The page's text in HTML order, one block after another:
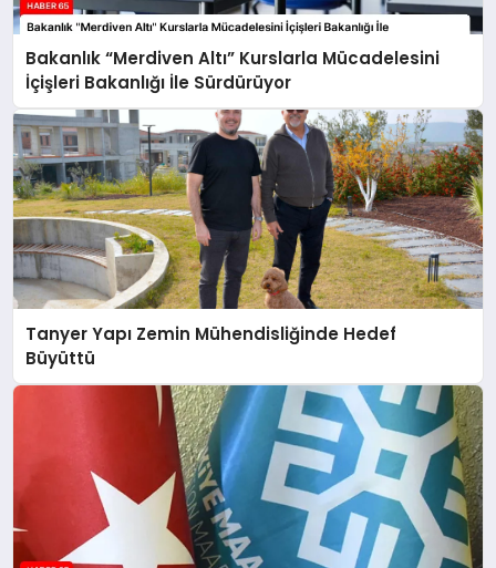
Bakanlık “Merdiven Altı” Kurslarla Mücadelesini
İçişleri Bakanlığı İle Sürdürüyor
Tanyer Yapı Zemin Mühendisliğinde Hedef
Büyüttü